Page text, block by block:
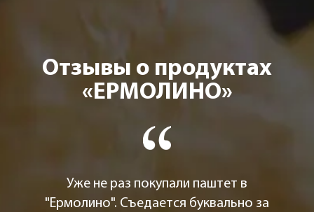
Отзывы о продуктах
«ЕРМОЛИНО»
Уже не раз покупали паштет в
"Ермолино". Съедается буквально за